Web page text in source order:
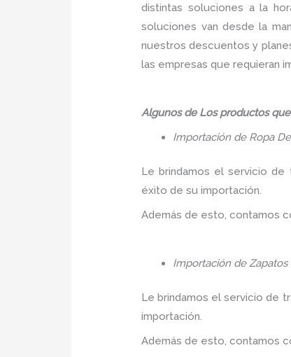
distintas soluciones a la
soluciones van desde la
nuestros descuentos y
las empresas que requieran
Algunos de Los productos
Importación de Ropa
Le brindamos el servicio
éxito de su importación.
Además de esto, contamos
Importación de Zapatos
Le brindamos el servicio de
importación.
Además de esto, contamos